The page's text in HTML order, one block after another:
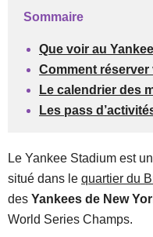
Sommaire
Que voir au
Comment réserver
Le calendrier des
Les pass
Le Yankee Stadium est
situé dans le quartier du
des Yankees de New
World Series Champs.